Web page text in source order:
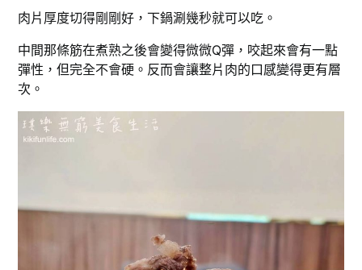
肉片厚度切得剛剛好，下鍋涮幾秒就可以吃。
中間那條筋在煮熟之後會變得微微Q彈，咬起來會有一點
彈性，但完全不會硬。反而會讓整片肉的口感變得更有層
次。